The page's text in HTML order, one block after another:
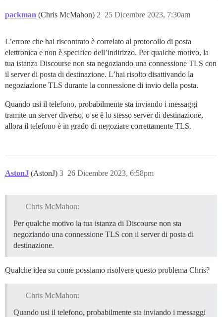
packman (Chris McMahon) 25 Dicembre 2023, 7:30am
2
L’errore che hai riscontrato è correlato al protocollo di posta
elettronica e non è specifico dell’indirizzo. Per qualche motivo, la
tua istanza Discourse non sta negoziando una connessione TLS con
il server di posta di destinazione. L’hai risolto disattivando la
negoziazione TLS durante la connessione di invio della posta.
Quando usi il telefono, probabilmente sta inviando i messaggi
tramite un server diverso, o se è lo stesso server di destinazione,
allora il telefono è in grado di negoziare correttamente TLS.
AstonJ (AstonJ) 26 Dicembre 2023, 6:58pm
3
Chris McMahon:
Per qualche motivo la tua istanza di Discourse non sta
negoziando una connessione TLS con il server di posta di
destinazione.
Qualche idea su come possiamo risolvere questo problema Chris?
Chris McMahon:
Quando usi il telefono, probabilmente sta inviando i messaggi